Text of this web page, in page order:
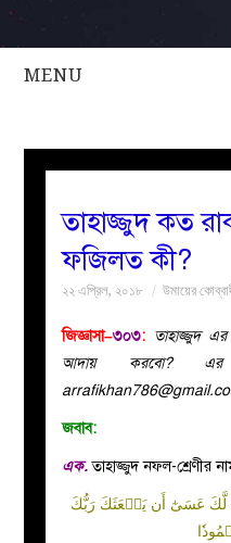
MENU
সকল
নারীদের
মজলিস
প্রশ্ন
তাহাজ্জুদ কত
ফজিলত কী?
২২ এপ্রিল, ২০১৮ উমায়ের
জিজ্ঞাসা–৩০৩: তাহাজ্জুদ
আদায় করবো? এর
জবাব:
এক.তাহাজ্জুদ নফল-শ্রেণীর
لَّكَ عَسَىٰٓ أَن يَبۡعَثَكَ رَبُّكَ